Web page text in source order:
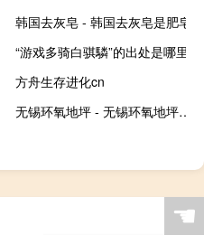
韩国去灰皂 - 韩国去灰皂是肥皂
“游戏多骑白骐驎”的出处是哪里
方舟生存进化cn
无锡环氧地坪 - 无锡环氧地坪公司哪家好
☚